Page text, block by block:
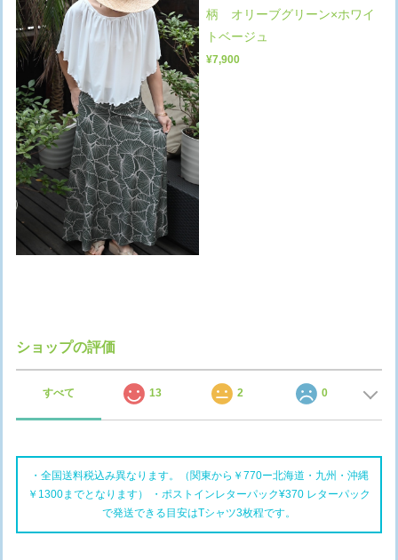
柄 オリーブグリーン×ホワイ
トベージュ
¥7,900
ショップの評価
すべて 13 2 0
・全国送料税込み異なります。（関東から￥770ー北海道・九州・沖縄
￥1300までとなります） ・ポストインレターパック¥370 レターパック
で発送できる目安はTシャツ3枚程です。